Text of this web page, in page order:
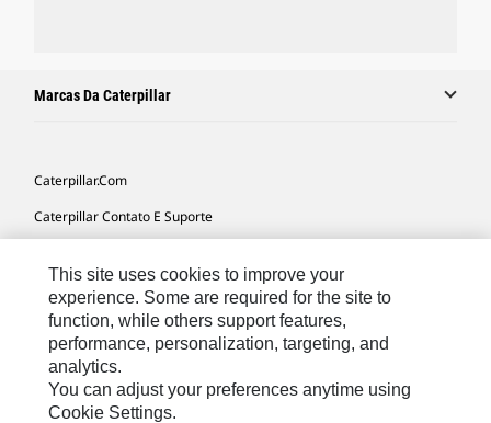
Marcas Da Caterpillar
Caterpillar.com
Caterpillar Contato E Suporte
Mapa Do Local
Cookie Settings
Legal
Privacidade
This site uses cookies to improve your
experience. Some are required for the site to
function, while others support features,
performance, personalization, targeting, and
analytics.
You can adjust your preferences anytime using
Cookie Settings.